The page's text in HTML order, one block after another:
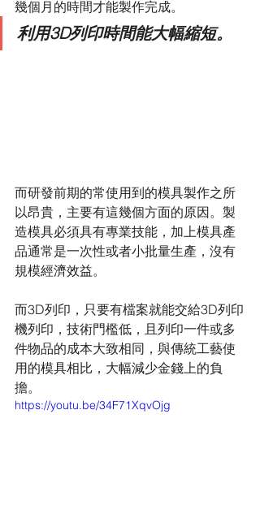
幾個月的時間才能製作完成。
利用3D列印時間能大幅縮短。
而研發前期的常使用到的模具製作之所
以昂貴，主要有這幾個方面的原因。製
造模具必須具有專業技能，加上模具產
品通常是一次性或者小批量生產，沒有
規模經濟效益。
​而3D列印，只要有檔案就能交給3D列印
機列印，技術門檻低，且列印一件或多
件物品的成本大致相同，與傳統工藝使
用的模具相比，大幅減少金錢上的負
擔。
https://youtu.be/34F71XqvOjg